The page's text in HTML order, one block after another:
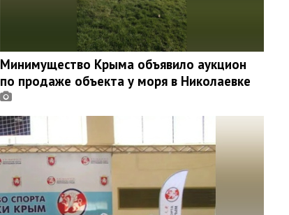
Минимущество Крыма объявило аукцион
по продаже объекта у моря в Николаевке